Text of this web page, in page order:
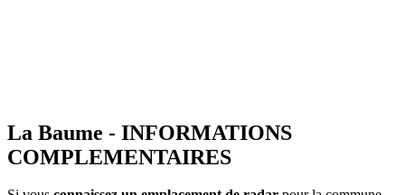
La Baume - INFORMATIONS
COMPLEMENTAIRES